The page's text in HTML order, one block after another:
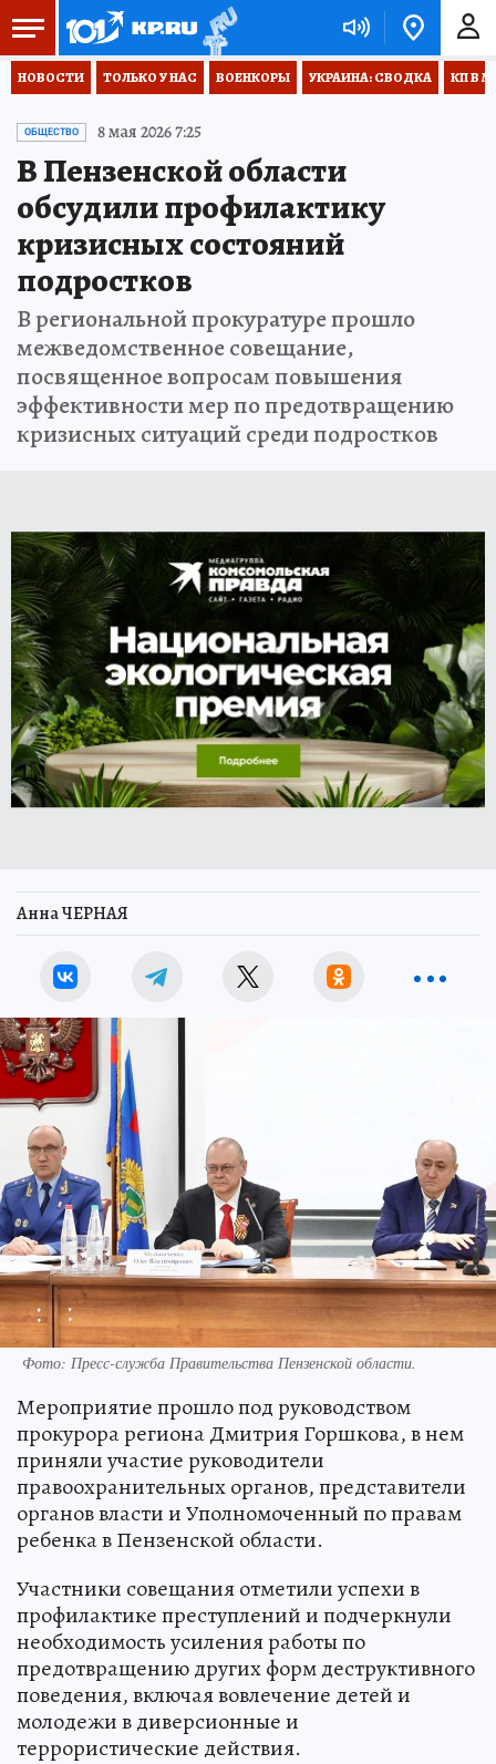
НОВОСТИ ТОЛЬКО У НАС ВОЕНКОРЫ УКРАИНА: СВОДКА КП В
ОБЩЕСТВО 8 мая 2026 7:25
В Пензенской области
обсудили профилактику
кризисных состояний
подростков
В региональной прокуратуре прошло
межведомственное совещание,
посвященное вопросам повышения
эффективности мер по предотвращению
кризисных ситуаций среди подростков
Анна ЧЕРНАЯ
Фото: Пресс-служба Правительства Пензенской области.
Мероприятие прошло под руководством
прокурора региона Дмитрия Горшкова, в нем
приняли участие руководители
правоохранительных органов, представители
органов власти и Уполномоченный по правам
ребенка в Пензенской области.
Участники совещания отметили успехи в
профилактике преступлений и подчеркнули
необходимость усиления работы по
предотвращению других форм деструктивного
поведения, включая вовлечение детей и
молодежи в диверсионные и
террористические действия.